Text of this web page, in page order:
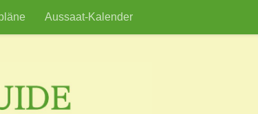
Aussaat-Kalender